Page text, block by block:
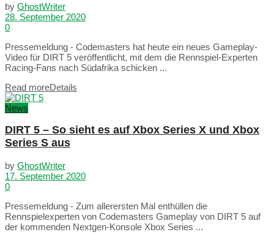
by GhostWriter
28. September 2020
0
Pressemeldung - Codemasters hat heute ein neues Gameplay-
Video für DIRT 5 veröffentlicht, mit dem die Rennspiel-Experten
Racing-Fans nach Südafrika schicken ...
Read moreDetails
News
DIRT 5 – So sieht es auf Xbox Series X und Xbox
Series S aus
by GhostWriter
17. September 2020
0
Pressemeldung - Zum allerersten Mal enthüllen die
Rennspielexperten von Codemasters Gameplay von DIRT 5 auf
der kommenden Nextgen-Konsole Xbox Series ...